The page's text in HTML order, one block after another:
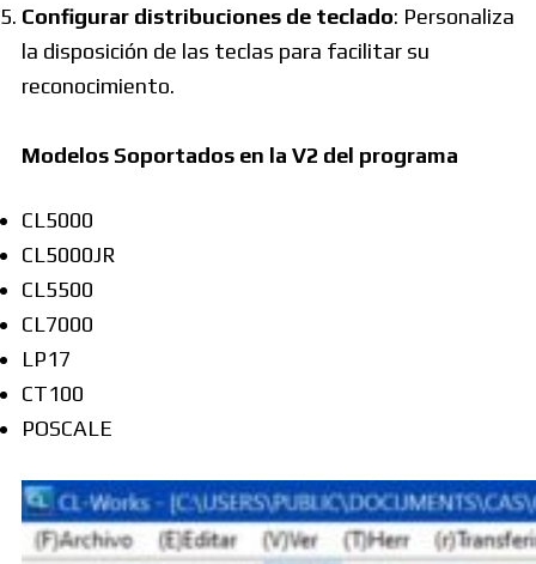
Configurar distribuciones de teclado: Personaliza
la disposición de las teclas para facilitar su
reconocimiento.
Modelos Soportados en la V2 del programa
CL5000
CL5000JR
CL5500
CL7000
LP17
CT100
POSCALE